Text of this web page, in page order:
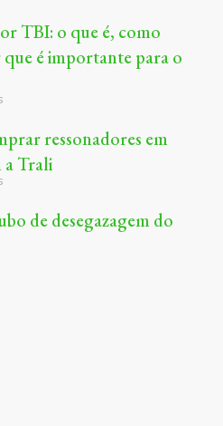
TBI: o que é, como
é importante para o
ressonadores em
a Trali
de desegazagem do